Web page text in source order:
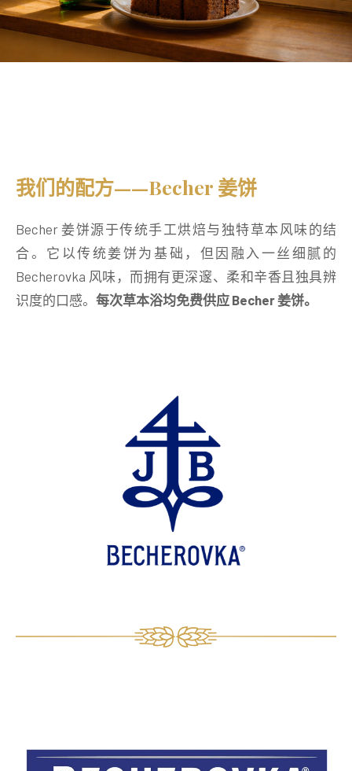
我们的配方——Becher 姜饼
Becher 姜饼源于传统手工烘焙与独特草本风味的结
合。它以传统姜饼为基础，但因融入一丝细腻的
Becherovka 风味，而拥有更深邃、柔和辛香且独具辨
识度的口感。 每次草本浴均免费供应 Becher 姜饼。